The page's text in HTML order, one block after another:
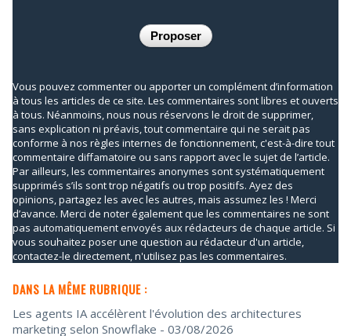
Vous pouvez commenter ou apporter un complément d’information
à tous les articles de ce site. Les commentaires sont libres et ouverts
à tous. Néanmoins, nous nous réservons le droit de supprimer,
sans explication ni préavis, tout commentaire qui ne serait pas
conforme à nos règles internes de fonctionnement, c'est-à-dire tout
commentaire diffamatoire ou sans rapport avec le sujet de l’article.
Par ailleurs, les commentaires anonymes sont systématiquement
supprimés s’ils sont trop négatifs ou trop positifs. Ayez des
opinions, partagez les avec les autres, mais assumez les ! Merci
d’avance. Merci de noter également que les commentaires ne sont
pas automatiquement envoyés aux rédacteurs de chaque article. Si
vous souhaitez poser une question au rédacteur d'un article,
contactez-le directement, n'utilisez pas les commentaires.
DANS LA MÊME RUBRIQUE :
Les agents IA accélèrent l'évolution des architectures
marketing selon Snowflake - 03/08/2026